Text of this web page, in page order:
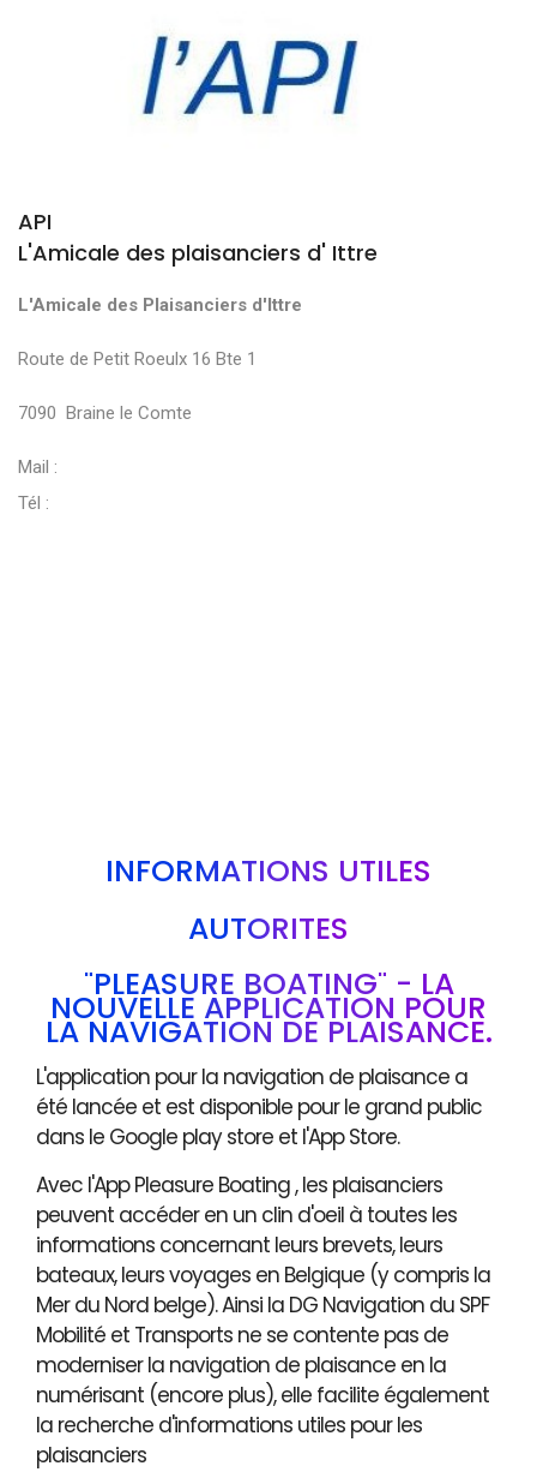
API
L'Amicale des plaisanciers d' Ittre
L'Amicale des Plaisanciers d'Ittre
Route de Petit Roeulx 16 Bte 1
7090 Braine le Comte
Mail :
Tél :
INFORMATIONS UTILES
AUTORITÉS
"PLEASURE BOATING" - LA
NOUVELLE APPLICATION POUR
LA NAVIGATION DE PLAISANCE.
L'application pour la navigation de plaisance a
été lancée et est disponible pour le grand public
dans le Google play store et l'App Store.
Avec l'App Pleasure Boating , les plaisanciers
peuvent accéder en un clin d'oeil à toutes les
informations concernant leurs brevets, leurs
bateaux, leurs voyages en Belgique (y compris la
Mer du Nord belge). Ainsi la DG Navigation du SPF
Mobilité et Transports ne se contente pas de
moderniser la navigation de plaisance en la
numérisant (encore plus), elle facilite également
la recherche d'informations utiles pour les
plaisanciers